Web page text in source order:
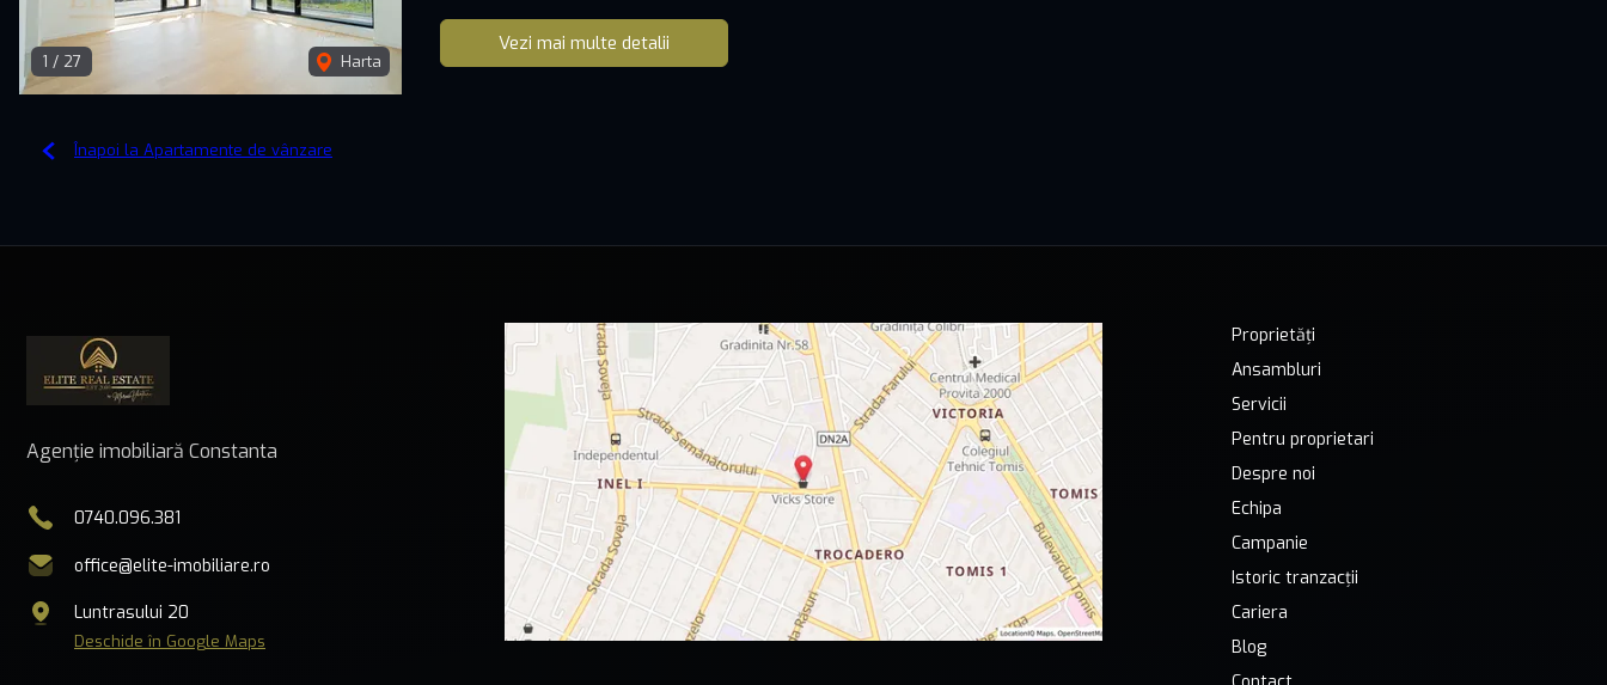
1 / 27 Harta
Vezi mai multe detalii
Înapoi la Apartamente de vânzare
Agenție imobiliară Constanta
0740.096.381
office@elite-imobiliare.ro
Luntrasului 20
Deschide în Google Maps
Proprietăți
Ansambluri
Servicii
Pentru proprietari
Despre noi
Echipa
Campanie
Istoric tranzacții
Cariera
Blog